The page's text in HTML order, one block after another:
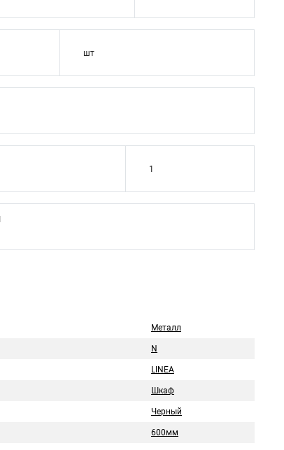
шт
1
Металл
N
LINEA
Шкаф
Черный
600мм